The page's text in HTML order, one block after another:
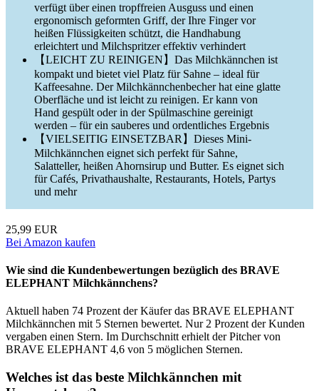
verfügt über einen tropffreien Ausguss und einen
ergonomisch geformten Griff, der Ihre Finger vor
heißen Flüssigkeiten schützt, die Handhabung
erleichtert und Milchspritzer effektiv verhindert
【LEICHT ZU REINIGEN】Das Milchkännchen ist
kompakt und bietet viel Platz für Sahne – ideal für
Kaffeesahne. Der Milchkännchenbecher hat eine glatte
Oberfläche und ist leicht zu reinigen. Er kann von
Hand gespült oder in der Spülmaschine gereinigt
werden – für ein sauberes und ordentliches Ergebnis
【VIELSEITIG EINSETZBAR】Dieses Mini-
Milchkännchen eignet sich perfekt für Sahne,
Salatteller, heißen Ahornsirup und Butter. Es eignet sich
für Cafés, Privathaushalte, Restaurants, Hotels, Partys
und mehr
25,99 EUR
Bei Amazon kaufen
Wie sind die Kundenbewertungen bezüglich des BRAVE
ELEPHANT Milchkännchens?
Aktuell haben 74 Prozent der Käufer das BRAVE ELEPHANT
Milchkännchen mit 5 Sternen bewertet. Nur 2 Prozent der Kunden
vergaben einen Stern. Im Durchschnitt erhielt der Pitcher von
BRAVE ELEPHANT 4,6 von 5 möglichen Sternen.
Welches ist das beste Milchkännchen mit